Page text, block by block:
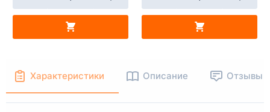
Характеристики Описание Отзывы